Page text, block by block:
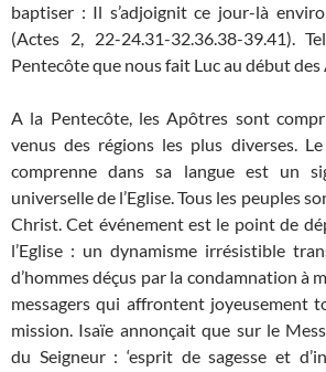
baptiser : Il s’adjoignit ce jour-là
(Actes 2, 22-24.31-32.36.38-39.41).
Pentecôte que nous fait Luc au début
A la Pentecôte, les Apôtres sont
venus des régions les plus diverses.
comprenne dans sa langue est un
universelle de l’Eglise. Tous les peuples
Christ. Cet événement est le point de
l’Eglise : un dynamisme irrésistible
d’hommes déçus par la condamnation à
messagers qui affrontent joyeusement
mission. Isaïe annonçait que sur le
du Seigneur : ‘esprit de sagesse et